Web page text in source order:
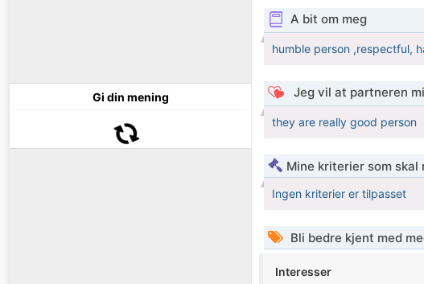
Gi din mening
A bit om meg
humble person ,respectful,
Jeg vil at partneren
they are really good person
Mine kriterier som skal
Ingen kriterier er tilpasset
Bli bedre kjent med
Interesser